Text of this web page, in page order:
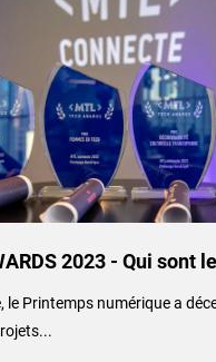
2023 - Qui sont
le Printemps numérique a